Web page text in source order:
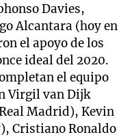
Davies,
Alcantara (hoy en
el apoyo de los
ideal del 2020.
el equipo
Virgil van Dijk
Madrid), Kevin
Cristiano Ronaldo